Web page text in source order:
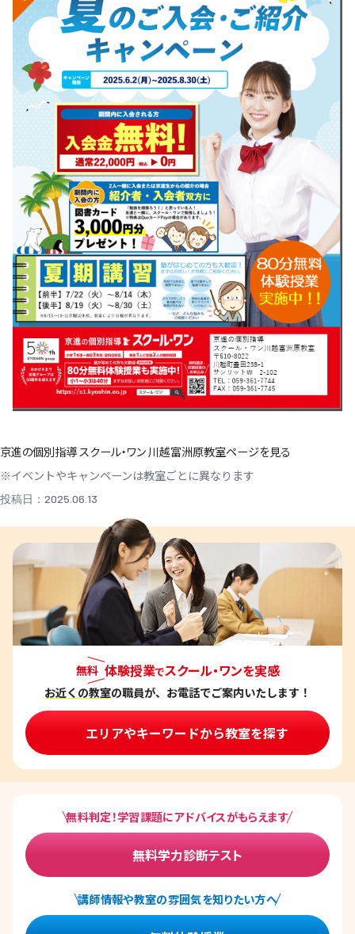
京進の個別指導 スクール・ワン 川越富洲原教室ページを見る
※イベントやキャンペーンは教室ごとに異なります
投稿日：2025.06.13
無料 体験授業でスクール・ワンを実感
お近くの教室の職員が、お電話でご案内いたします！
エリアやキーワードから教室を探す
無料判定！学習課題にアドバイスがもらえます
無料学力診断テスト
講師情報や教室の雰囲気を知りたい方へ